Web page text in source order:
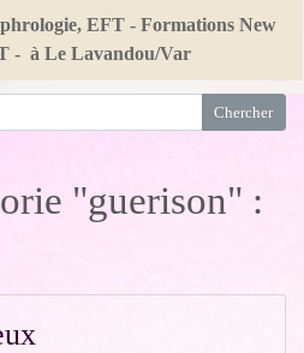
EFT - Formations New
- à Le Lavandou/Var
"guerison" :